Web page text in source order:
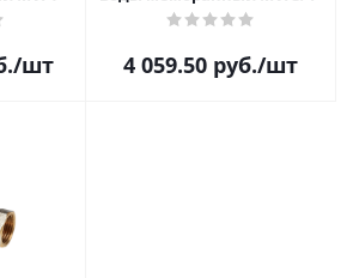
/шт 4 059.50 руб./шт